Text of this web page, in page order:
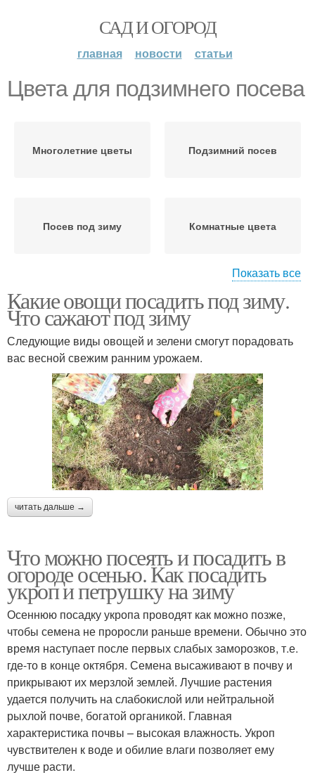
САД И ОГОРОД
главная новости статьи
Цвета для подзимнего посева
Многолетние цветы Подзимний посев
Посев под зиму Комнатные цвета
Осенние цветы Цвета для посадки
Показать все
Какие овощи посадить под зиму.
Что сажают под зиму
Следующие виды овощей и зелени смогут порадовать
вас весной свежим ранним урожаем.
читать дальше →
Что можно посеять и посадить в
огороде осенью. Как посадить
укроп и петрушку на зиму
Осеннюю посадку укропа проводят как можно позже,
чтобы семена не проросли раньше времени. Обычно это
время наступает после первых слабых заморозков, т.е.
где-то в конце октября. Семена высаживают в почву и
прикрывают их мерзлой землей. Лучшие растения
удается получить на слабокислой или нейтральной
рыхлой почве, богатой органикой. Главная
характеристика почвы – высокая влажность. Укроп
чувствителен к воде и обилие влаги позволяет ему
лучше расти.